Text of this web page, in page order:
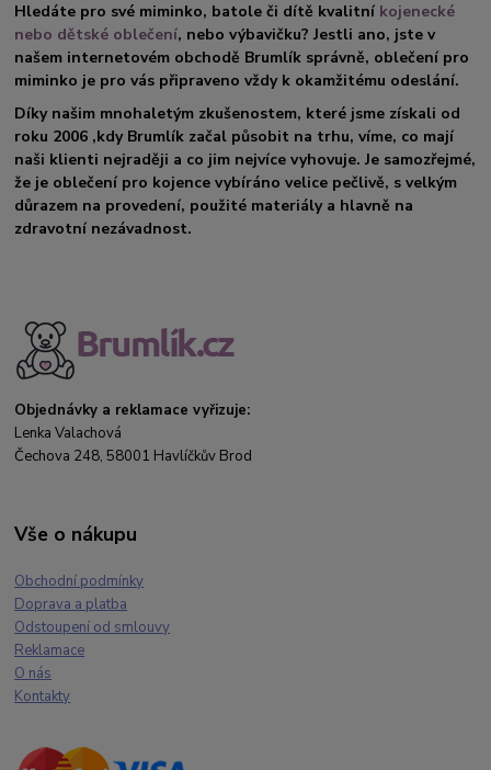
Hledáte pro své miminko, batole či dítě kvalitní kojenecké
nebo dětské oblečení, nebo výbavičku? Jestli ano, jste v
našem internetovém obchodě Brumlík správně, oblečení pro
miminko je pro vás připraveno vždy k okamžitému odeslání.
Díky našim mnohaletým zkušenostem, které jsme získali od
roku 2006 ,kdy Brumlík začal působit na trhu, víme, co mají
naši klienti nejraději a co jim nejvíce vyhovuje. Je samozřejmé,
že je oblečení pro kojence vybíráno velice pečlivě, s velkým
důrazem na provedení, použité materiály a hlavně na
zdravotní nezávadnost.
Objednávky a reklamace vyřizuje:
Lenka Valachová
Čechova 248, 58001 Havlíčkův Brod
Vše o nákupu
Obchodní podmínky
Doprava a platba
Odstoupení od smlouvy
Reklamace
O nás
Kontakty